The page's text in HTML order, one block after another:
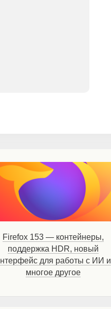
Firefox 153 — контейнеры,
поддержка HDR, новый
для работы с ИИ и
многое другое